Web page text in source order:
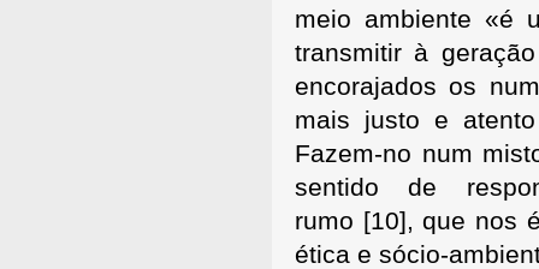
meio ambiente «é
transmitir à
encorajados os
mais justo e
Fazem-no num
sentido de
rumo [10], que nos
ética e sócio-